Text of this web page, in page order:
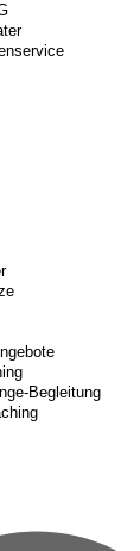
Begleitung